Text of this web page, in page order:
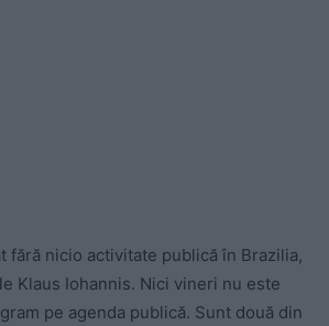
fără nicio activitate publică în Brazilia,
Klaus Iohannis. Nici vineri nu este
pe agenda publică. Sunt două din